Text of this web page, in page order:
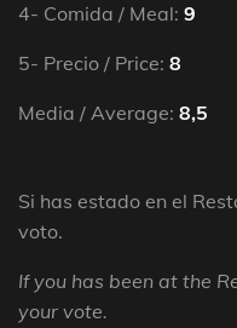
4- Comida / Meal: 9
5- Precio / Price: 8
Media / Average: 8,5
Si has estado en el
voto.
If you has been at the
your vote.